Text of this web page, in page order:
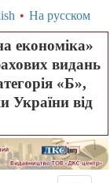
• На русском
економіка»
видань
«Б»,
України від